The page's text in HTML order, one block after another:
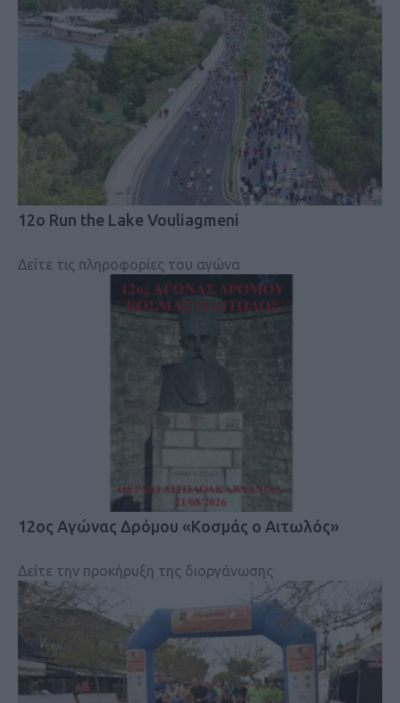
12ο Run the Lake Vouliagmeni
Δείτε τις πληροφορίες του αγώνα
12ος Αγώνας Δρόμου «Κοσμάς ο Αιτωλός»
Δείτε την προκήρυξη της διοργάνωσης